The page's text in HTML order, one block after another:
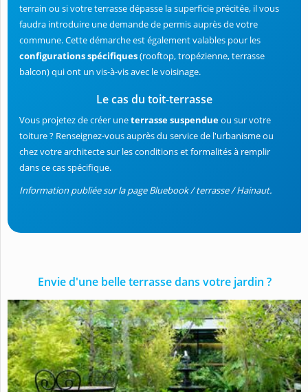
terrain ou si votre terrasse dépasse la superficie précitée, il vous
faudra introduire une demande de permis auprès de votre
commune. Cette démarche est également valables pour les
configurations spécifiques(rooftop, tropézienne, terrasse
balcon) qui ont un vis-à-vis avec le voisinage.
Le cas du toit-terrasse
Vous projetez de créer uneterrasse suspendueou sur votre
toiture ? Renseignez-vous auprès du service de l'urbanisme ou
chez votre architecte sur les conditions et formalités à remplir
dans ce cas spécifique.
Information publiée sur la page Bluebook / terrasse / Hainaut.
Envie d'une belle terrasse dans votre jardin ?